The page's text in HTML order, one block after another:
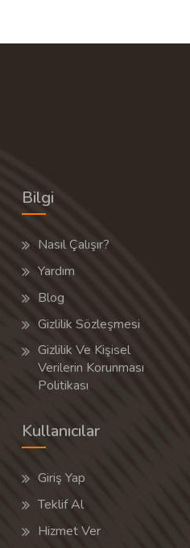
Bilgi
Nasıl Çalışır?
Yardım
Blog
Gizlilik Sözleşmesi
Gizlilik Ve Kişisel
Verilerin Korunması
Politikası
Kullanıcılar
Giriş Yap
Teklif Al
Hizmet Ver